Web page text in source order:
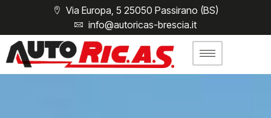
Via Europa, 5 25050 Passirano (BS)
info@autoricas-brescia.it